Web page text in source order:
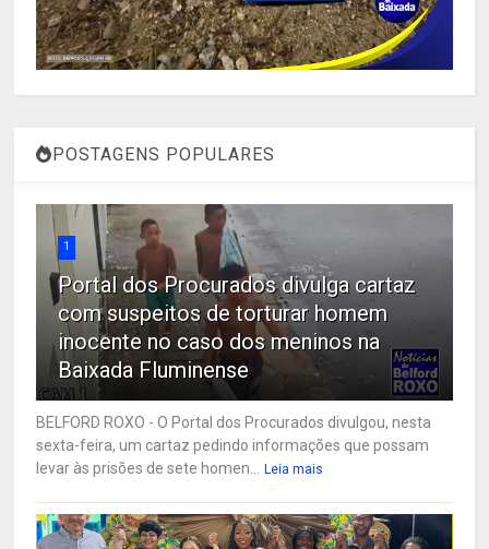
POSTAGENS POPULARES
1
Portal dos Procurados divulga cartaz
com suspeitos de torturar homem
inocente no caso dos meninos na
Baixada Fluminense
BELFORD ROXO - O Portal dos Procurados divulgou, nesta
sexta-feira, um cartaz pedindo informações que possam
levar às prisões de sete homen...
Leia mais